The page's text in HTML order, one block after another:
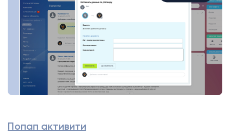
Попап активити